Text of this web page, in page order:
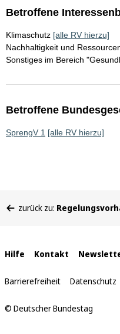
Betroffene
Klimaschutz [alle RV hierzu]
Nachhaltigkeit und
Sonstiges im Bereich
Betroffene
SprengV 1 [alle RV hierzu]
befinden
zurück zu:
Interne
Links
Hilfe Kontakt
Barrierefreiheit Datenschutz
© Deutscher Bundestag